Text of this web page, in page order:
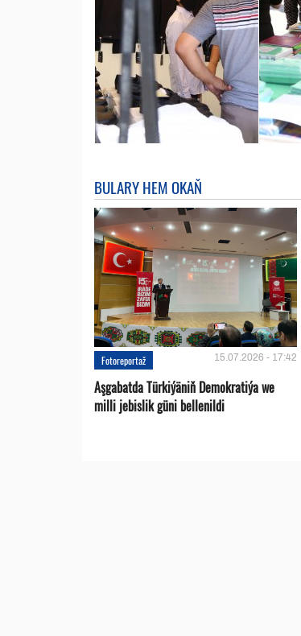
BULARY HEM OKAŇ
Fotoreportaž 15.07.2026 - 17:42
Aşgabatda Türkiýäniň Demokratiýa we
milli jebislik güni bellenildi